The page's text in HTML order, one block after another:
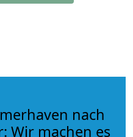
nach
Wir machen es